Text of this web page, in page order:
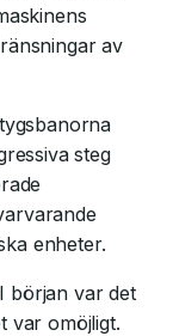
av
steg
enheter.
början var det
var omöjligt.